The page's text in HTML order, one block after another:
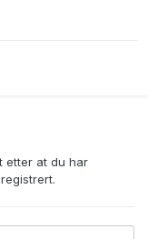
etter at du har